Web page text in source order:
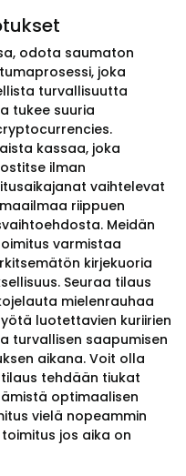
odota saumaton
joka
turvallisuutta
tukee suuria
kassaa, joka
ilman
vaihtelevat
riippuen
Meidän
varmistaa
kirjekuoria
Seuraa tilaus
mielenrauhaa
luotettavien kuriirien
turvallisen saapumisen
aikana. Voit olla
tehdään tiukat
optimaalisen
vielä nopeammin
jos aika on